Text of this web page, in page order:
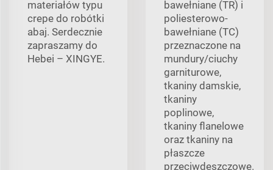
materiałów typu
crepe do robótki
abaj. Serdecznie
zapraszamy do
Hebei – XINGYE.
bawełniane (TR) i
poliesterowo-
bawełniane (TC)
przeznaczone na
mundury/ciuchy
garniturowe,
tkaniny damskie,
tkaniny
poplinowe,
tkaniny flanelowe
oraz tkaniny na
płaszcze
przeciwdeszczowe.